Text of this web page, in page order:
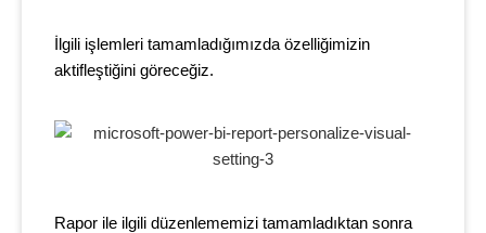
İlgili işlemleri tamamladığımızda özelliğimizin
aktifleştiğini göreceğiz.
Rapor ile ilgili düzenlememizi tamamladıktan sonra